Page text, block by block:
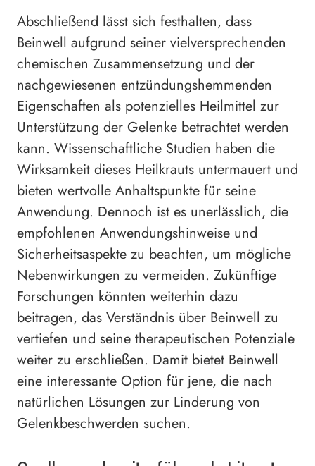
Abschließend lässt sich festhalten, dass
Beinwell aufgrund seiner vielversprechenden
chemischen Zusammensetzung und der
nachgewiesenen entzündungshemmenden
Eigenschaften als potenzielles Heilmittel zur
Unterstützung der Gelenke betrachtet werden
kann. Wissenschaftliche Studien haben die
Wirksamkeit dieses Heilkrauts untermauert und
bieten wertvolle Anhaltspunkte für seine
Anwendung. Dennoch ist es unerlässlich, die
empfohlenen Anwendungshinweise und
Sicherheitsaspekte zu beachten, um mögliche
Nebenwirkungen zu vermeiden. Zukünftige
Forschungen könnten weiterhin dazu
beitragen, das Verständnis über Beinwell zu
vertiefen und seine therapeutischen Potenziale
weiter zu erschließen. Damit bietet Beinwell
eine interessante Option für jene, die nach
natürlichen Lösungen zur Linderung von
Gelenkbeschwerden suchen.